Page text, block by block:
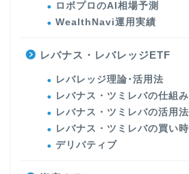
ロボプロのAI相場予測
WealthNavi運用実績
レバナス・レバレッジETF
レバレッジ理論･活用法
レバナス・ツミレバの仕組み
レバナス・ツミレバの活用法
レバナス・ツミレバの買い時
デリバティブ